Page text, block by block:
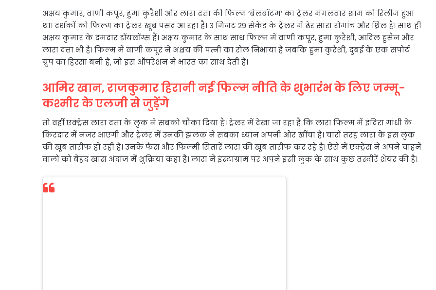
अक्षय कुमार, वाणी कपूर, हुमा कुरैशी और लारा दत्ता की फिल्म ‘बेलबॉटम’ का ट्रेलर मंगलवार शाम को रिलीज हुआ
था। दर्शकों को फिल्म का ट्रेलर खूब पसंद आ रहा है। 3 मिनट 29 सेकेंड के ट्रेलर में ढेर सारा रोमांच और थ्रिल है। साथ ही
अक्षय कुमार के दमदार डॉयलॉग्स हैं। अक्षय कुमार के साथ साथ फिल्म में वाणी कपूर, हुमा कुरैशी, आदिल हुसैन और
लारा दत्ता भी हैं। फिल्म में वाणी कपूर ने अक्षय की पत्नी का रोल निभाया है जबकि हुमा कुरैशी, दुबई के एक सपोर्ट
ग्रुप का हिस्सा बनी हैं, जो इस ऑपरेशन में भारत का साथ देती हैं।
आमिर खान, राजकुमार हिरानी नई फिल्म नीति के शुभारंभ के लिए जम्मू-
कश्मीर के एलजी से जुड़ेंगे
तो वहीं एक्ट्रेस लारा दत्ता के लुक ने सबको चौंका दिया है। ट्रेलर में देखा जा रहा है कि लारा फिल्म में इंदिरा गांधी के
किरदार में नजर आएंगी और ट्रेलर में उनकी झलक ने सबका ध्यान अपनी ओर खींचा है। चारों तरह लारा के इस लुक
की खूब तारीफ हो रही हैं। उनके फैंस और फिल्मी सितारें लारा की खूब तारीफ कर रहे हैं। ऐसे में एक्ट्रेस ने अपने चाहने
वालों को बेहद खास अंदाज में शुक्रिया कहा है। लारा ने इंस्टाग्राम पर अपने इसी लुक के साथ कुछ तस्वीरें शेयर की हैं।